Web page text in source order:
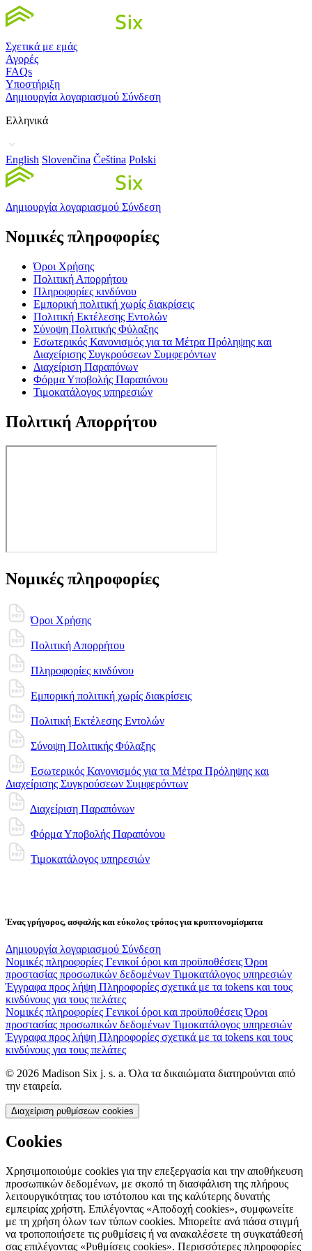
Σχετικά με εμάς
Αγορές
FAQs
Υποστήριξη
Δημιουργία λογαριασμού Σύνδεση
Ελληνικά
English Slovenčina Čeština Polski
Δημιουργία λογαριασμού Σύνδεση
Νομικές πληροφορίες
Όροι Χρήσης
Πολιτική Απορρήτου
Πληροφορίες κινδύνου
Εμπορική πολιτική χωρίς διακρίσεις
Πολιτική Εκτέλεσης Εντολών
Σύνοψη Πολιτικής Φύλαξης
Εσωτερικός Κανονισμός για τα Μέτρα Πρόληψης και
Διαχείρισης Συγκρούσεων Συμφερόντων
Διαχείριση Παραπόνων
Φόρμα Υποβολής Παραπόνου
Τιμοκατάλογος υπηρεσιών
Πολιτική Απορρήτου
Νομικές πληροφορίες
Όροι Χρήσης
Πολιτική Απορρήτου
Πληροφορίες κινδύνου
Εμπορική πολιτική χωρίς διακρίσεις
Πολιτική Εκτέλεσης Εντολών
Σύνοψη Πολιτικής Φύλαξης
Εσωτερικός Κανονισμός για τα Μέτρα Πρόληψης και
Διαχείρισης Συγκρούσεων Συμφερόντων
Διαχείριση Παραπόνων
Φόρμα Υποβολής Παραπόνου
Τιμοκατάλογος υπηρεσιών
Ένας γρήγορος, ασφαλής και εύκολος τρόπος για κρυπτονομίσματα
Δημιουργία λογαριασμού Σύνδεση
Νομικές πληροφορίες Γενικοί όροι και προϋποθέσειςΌροι
προστασίας προσωπικών δεδομένων Τιμοκατάλογος υπηρεσιών
Έγγραφα προς λήψη Πληροφορίες σχετικά με τα tokens και τους
κινδύνους για τους πελάτες
Νομικές πληροφορίες Γενικοί όροι και προϋποθέσειςΌροι
προστασίας προσωπικών δεδομένων Τιμοκατάλογος υπηρεσιών
Έγγραφα προς λήψη Πληροφορίες σχετικά με τα tokens και τους
κινδύνους για τους πελάτες
© 2026 Madison Six j. s. a. Όλα τα δικαιώματα διατηρούνται από
την εταιρεία.
Διαχείριση ρυθμίσεων cookies
Cookies
Χρησιμοποιούμε cookies για την επεξεργασία και την αποθήκευση
προσωπικών δεδομένων, με σκοπό τη διασφάλιση της πλήρους
λειτουργικότητας του ιστότοπου και της καλύτερης δυνατής
εμπειρίας χρήστη. Επιλέγοντας «Αποδοχή cookies», συμφωνείτε
με τη χρήση όλων των τύπων cookies. Μπορείτε ανά πάσα στιγμή
να τροποποιήσετε τις ρυθμίσεις ή να ανακαλέσετε τη συγκατάθεσή
σας επιλέγοντας «Ρυθμίσεις cookies». Περισσότερες πληροφορίες